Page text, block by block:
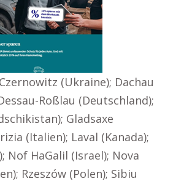
(Ukraine); Dachau
Roßlau (Deutschland);
Gladsaxe
(Italien); Laval (Kanada);
Nof HaGalil (Israel); Nova
Rzeszów (Polen); Sibiu